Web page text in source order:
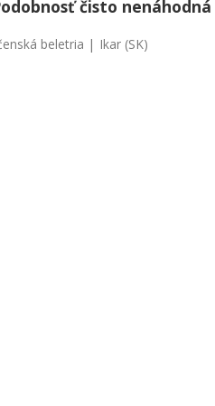
čisto nenáhodná
beletria | Ikar (SK)